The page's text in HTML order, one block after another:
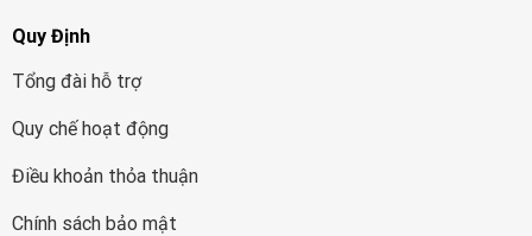
Quy Định
Tổng đài hỗ trợ
Quy chế hoạt động
Điều khoản thỏa thuận
Chính sách bảo mật